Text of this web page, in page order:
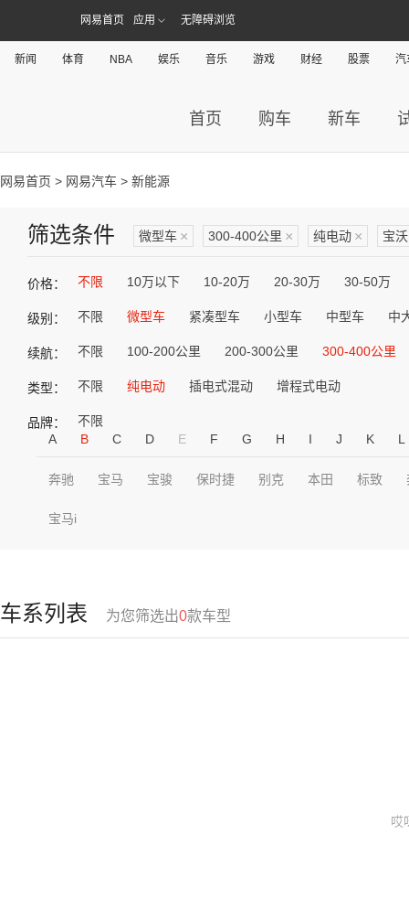
网易首页 应用 无障碍浏览
新闻 体育 NBA 娱乐 音乐 游戏 财经 股票 汽
首页 购车 新车
网易首页 > 网易汽车 > 新能源
筛选条件 微型车 × 300-400公里 × 纯电动 × 宝沃
价格： 不限 10万以下 10-20万 20-30万 30-50万
级别： 不限 微型车 紧凑型车 小型车 中型车 中
续航： 不限 100-200公里 200-300公里 300-400公里
类型： 不限 纯电动 插电式混动 增程式电动
品牌：
不限
A
B C D E F G H I J K L
奔驰 宝马 宝骏 保时捷 别克 本田 标致
宝马i
车系列表 为您筛选出0款车型
哎